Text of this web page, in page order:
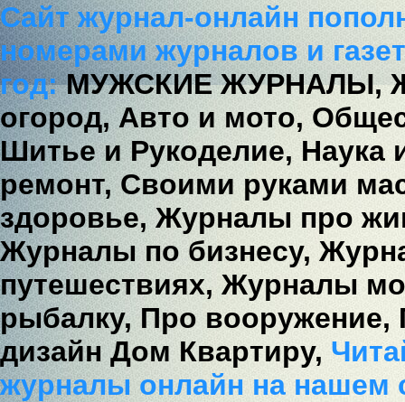
Сайт журнал-онлайн
номерами журналов и
год:МУЖСКИЕ ЖУРНАЛЫ,
огород, Авто и мото,
Шитье и Рукоделие, Наука
ремонт, Своими руками
здоровье, Журналы про
Журналы по бизнесу,
путешествиях, Журналы
рыбалку, Про вооружение,
дизайн Дом Квартиру,
журналы онлайн на нашем